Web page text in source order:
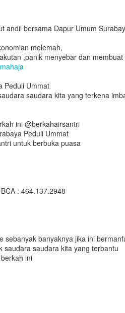
andil bersama Dapur Umum
melemah,
,panik menyebar dan
Peduli Ummat
saudara kita yang terkena
ini @berkahairsantri
Peduli Ummat
untuk berbuka puasa
: 464.137.2948
sebanyak banyaknya jika ini
saudara saudara kita yang terbantu
ini